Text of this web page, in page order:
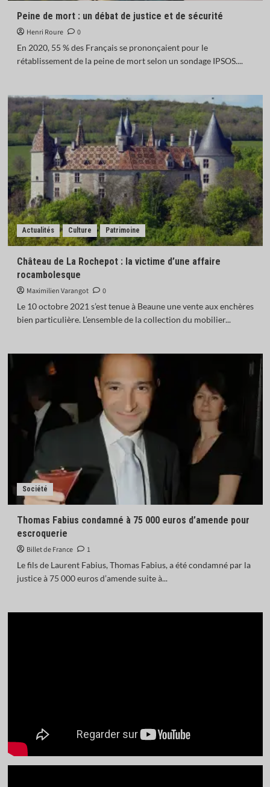
Peine de mort : un débat de justice et de sécurité
Henri Roure
0
En 2020, 55 % des Français se prononçaient pour le
rétablissement de la peine de mort selon un sondage IPSOS....
Actualités Culture Patrimoine
Château de La Rochepot : la victime d’une affaire
rocambolesque
Maximilien Varangot
0
Le 10 octobre 2021 s’est tenue à Beaune une vente aux enchères
bien particulière. L’ensemble de la collection du mobilier...
Société
Thomas Fabius condamné à 75 000 euros d’amende pour
escroquerie
Billet de France
1
Le fils de Laurent Fabius, Thomas Fabius, a été condamné par la
justice à 75 000 euros d’amende suite à...